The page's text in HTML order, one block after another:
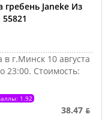
гребень Janeke Из
в г.Минск 10 августа
23:00. Стоимость:
1.92
38.47 ƃ